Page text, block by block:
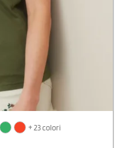
+ 23 colori